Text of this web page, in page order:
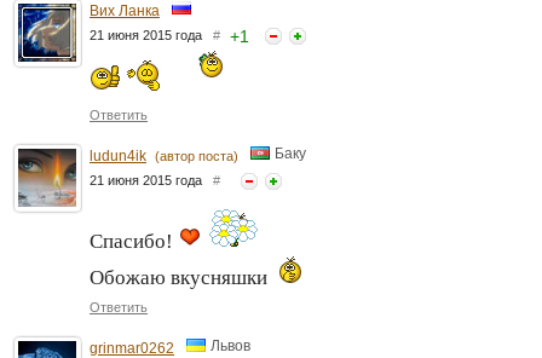
Вих Ланка
21 июня 2015 года # +1
Ответить
ludun4ik (автор поста) Баку
21 июня 2015 года #
Спасибо!
Обожаю вкусняшки
Ответить
grinmar0262 Львов